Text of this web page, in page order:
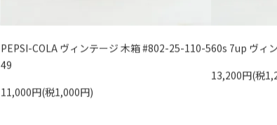
PEPSI-COLA ヴィンテージ 木箱 #802-25-110-5
49
11,000円(税1,000円)
60s 7up ヴィ
13,200円(税